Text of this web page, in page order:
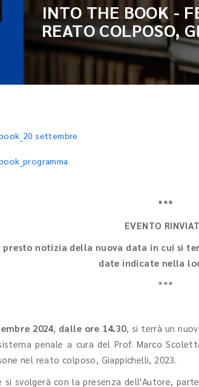
INTO THE BOOK -
REATO COLPOSO,
settembre
***
EVENTO
presto notizia della nuova data in cui si
date indicate nella
***
2024, dalle ore 14.30, si terrà un
penale a cura del Prof. Marco
nel reato colposo, Giappichelli, 2023.
si svolgerà con la presenza dell'Autore,